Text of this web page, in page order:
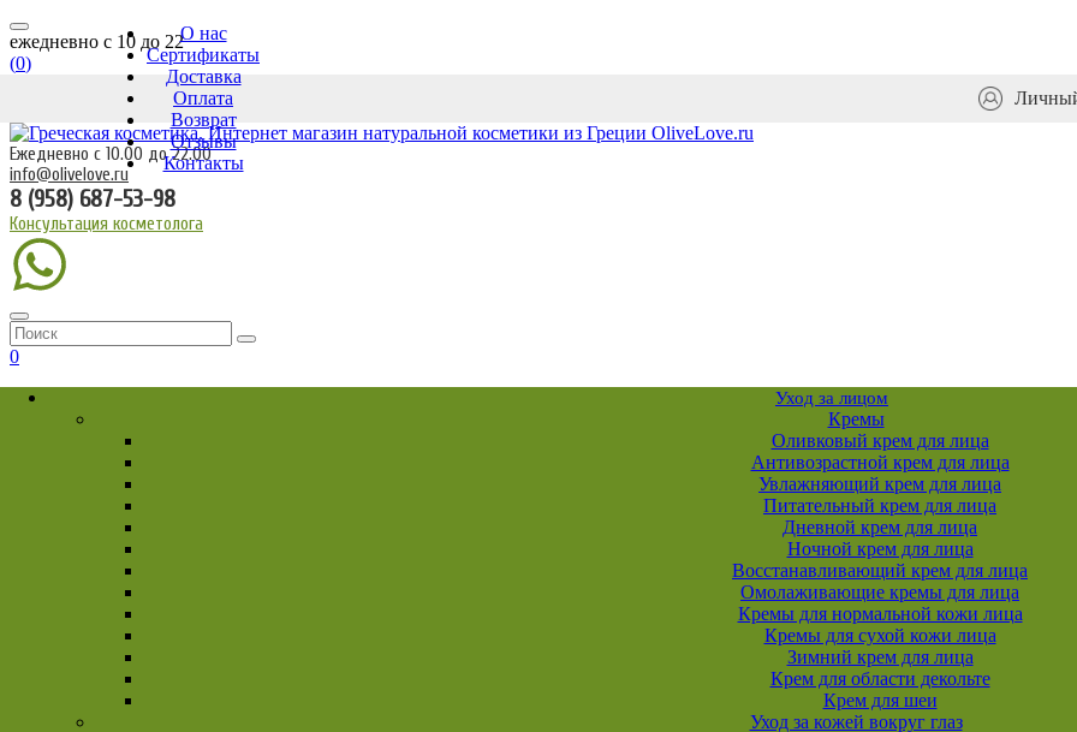
ежедневно c 10 до 22
(0)
О нас
Сертификаты
Доставка
Оплата
Возврат
Отзывы
Контакты
Ежедневно с 10.00 до 22.00
info@olivelove.ru
8 (958) 687-53-98
Консультация косметолога
0
Уход за лицом
Кремы
Оливковый крем для лица
Антивозрастной крем для лица
Увлажняющий крем для лица
Питательный крем для лица
Дневной крем для лица
Ночной крем для лица
Восстанавливающий крем для лица
Омолаживающие кремы для лица
Кремы для нормальной кожи лица
Кремы для сухой кожи лица
Зимний крем для лица
Крем для области декольте
Крем для шеи
Уход за кожей вокруг глаз